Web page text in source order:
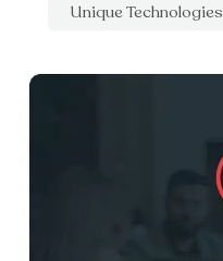
Unique Technologies